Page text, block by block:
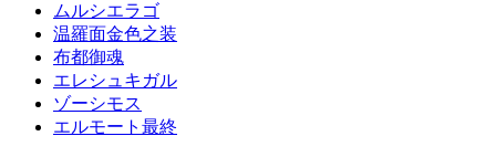
ムルシエラゴ
温羅面金色之装
布都御魂
エレシュキガル
ゾーシモス
エルモート最終